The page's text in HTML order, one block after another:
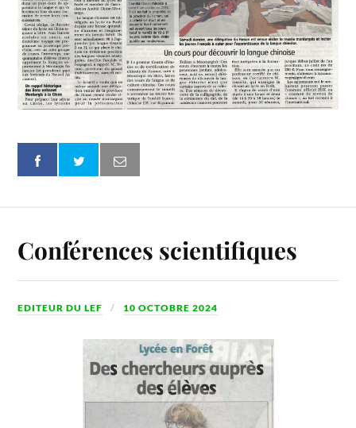
Conférences scientifiques
EDITEUR DU LEF 10 OCTOBRE 2024